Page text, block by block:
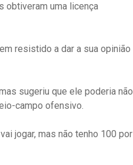
obtiveram uma licença
resistido a dar a sua opinião
sugeriu que ele poderia não
campo ofensivo.
jogar, mas não tenho 100 por